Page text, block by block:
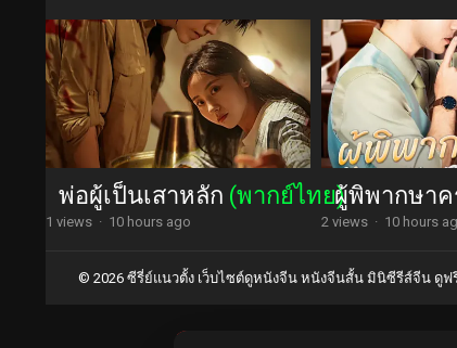
พ่อผู้เป็นเสาหลัก (พากย์ไทย)
1 views · 10 hours ago
ผู้พิพากษาค
2 views · 10 hours
© 2026 ซีรี่ย์แนวตั้ง เว็บไซต์ดูหนังจีน หนังจีนสั้น มินิซีรีส์จีน ดูฟ